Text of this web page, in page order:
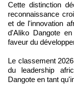
Cette distinction
reconnaissance
et de l'innovation
d'Aliko Dangote
faveur du
Le classement
du leadership
Dangote en tant